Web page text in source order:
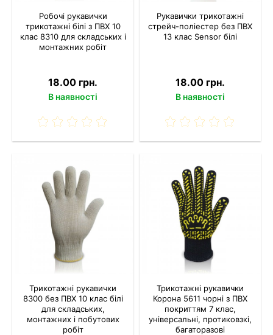
Робочі рукавички
трикотажні білі з ПВХ 10
клас 8310 для складських і
монтажних робіт
18.00 грн.
В наявності
Рукавички трикотажні
стрейч-поліестер без ПВХ
13 клас Sensor білі
18.00 грн.
В наявності
Трикотажні рукавички
8300 без ПВХ 10 клас білі
для складських,
монтажних і побутових
робіт
Трикотажні рукавички
Корона 5611 чорні з ПВХ
покриттям 7 клас,
універсальні, протиковзкі,
багаторазові